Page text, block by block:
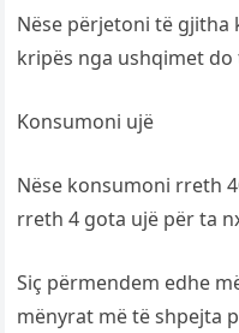
Nëse përjetoni të
kripës nga ushqimet
Konsumoni ujë
Nëse konsumoni rreth
rreth 4 gota ujë për ta
Siç përmendem edhe
mënyrat më të shpejta